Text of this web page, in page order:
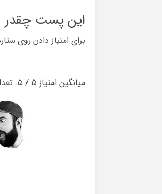
این پست چقدر
برای امتیاز دادن روی
میانگین امتیاز 5/ ۵. تعداد آرا: